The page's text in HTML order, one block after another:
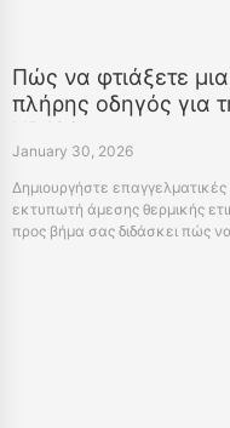
Πώς να φτιάξετε
πλήρης οδηγός για
HD100
January 30, 2026
Δημιουργήστε
εκτυπωτή άμεσης θερμικής
προς βήμα σας διδάσκει πώς